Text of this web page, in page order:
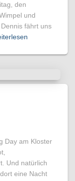
den
und
fährt uns
Day am Kloster
Und natürlich
eine Nacht